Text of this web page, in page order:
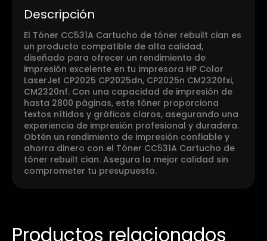
Descripción
El Tóner CC531A Cartucho de tóner rebuilt cian es
un producto compatible de alta calidad,
diseñado para ofrecer un rendimiento de
impresión excelente en tu impresora HP Color
LaserJet CP2025 CP2025dn, CP2025n CM2320fxi,
CM2320nf. Con una capacidad de impresión de
hasta 2800 páginas, este tóner proporciona
textos nítidos y gráficos claros, asegurando una
experiencia de impresión profesional y duradera.
Obtén un rendimiento de impresión confiable y
ahorra dinero con el Tóner CC531A Cartucho de
tóner rebuilt cian. Asegura la mejor calidad sin
comprometer tu presupuesto.
Productos relacionados